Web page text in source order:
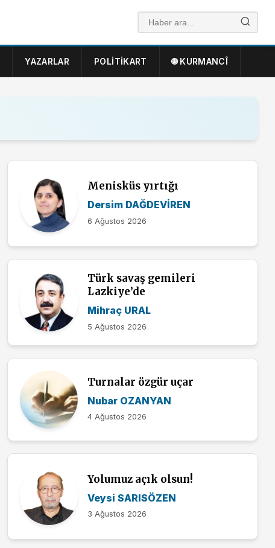
YAZARLAR POLITIKART 🌐 KURMANCÎ
Menisküs yırtığı
Dersim DAĞDEVİREN
6 Ağustos 2026
Türk savaş gemileri
Lazkiye’de
Mihraç URAL
5 Ağustos 2026
Turnalar özgür uçar
Nubar OZANYAN
4 Ağustos 2026
Yolumuz açık olsun!
Veysi SARISÖZEN
3 Ağustos 2026